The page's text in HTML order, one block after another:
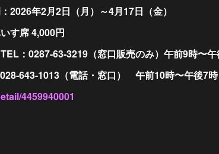
2026年2月2日（月）～4月17日（金）
す席 4,000円
：0287-63-3219（窓口販売のみ）午前9時〜
643-1013（電話・窓口） 午前10時〜午後7時
4459940001